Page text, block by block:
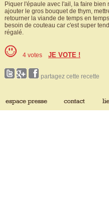
Piquer l'épaule avec l'ail, la faire
ajouter le gros bouquet de thym,
retourner la viande de temps en
besoin de couteau car c'est super
régalé.
4 votes JE VOTE !
partagez cette recette